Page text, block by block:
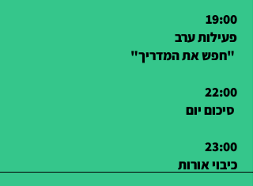
19:00
פעילות ערב
"חפש את המדריך"
22:00
23:00
כיבוי אורות